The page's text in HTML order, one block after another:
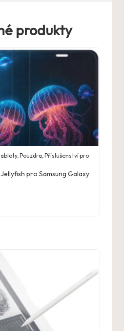
produkty
,Pouzdra,Příslušenství pro
pro Samsung Galaxy